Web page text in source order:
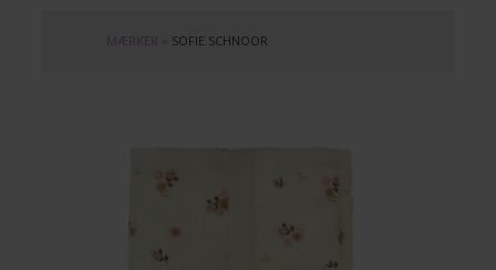
MÆRKER SOFIE SCHNOOR